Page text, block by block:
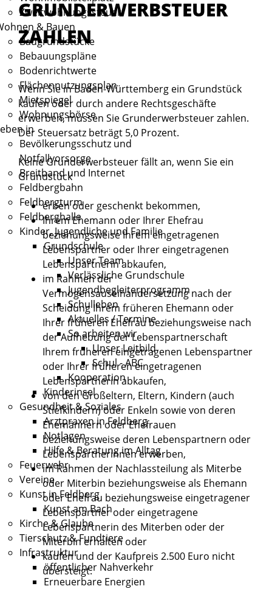
Zweitwohnungssteuer
& Bauen
Baugrundstücke
Bebauungspläne
Bodenrichtwerte
Flächennutzungsplan
Mietspiegel
Wohnungsbörse
in
Bevölkerungsschutz und
Notfallvorsorge
Breitband und Internet
Feldbergbahn
Feldbergturm
Feldberghalle
Kinder, Jugendliche und Familie
Grundschule
Unser Team
Verlässliche Grundschule
Jugendbegleiterprogramm
Schulleben
Aktuelles / Termine
So arbeiten wir
Unser Leitbild
Schul - ABC
Kooperation
Kinderinsel
Gesundheit & Soziales
Arztpraxen in Feldberg
Notlagen
Hilfe & Beratung im Alltag
Feuerwehr
Vereine
Kunst in Feldberg
Kunst am Bach
Kirche & Glaube
Tierschutz & Fundtiere
Infrastruktur
öffentlicher Nahverkehr
Erneuerbare Energien
GRUNDERWERBSTEUER
ZAHLEN
Wenn Sie in Baden-Württemberg ein Grundstück
kaufen oder durch andere Rechtsgeschäfte
erwerben, müssen Sie Grunderwerbsteuer zahlen.
Der Steuersatz beträgt 5,0 Prozent.
Keine Grunderwerbsteuer fällt an, wenn Sie ein
Grundstück
erben oder geschenkt bekommen,
Ihrem Ehemann oder Ihrer Ehefrau
beziehungsweise Ihrem eingetragenen
Lebenspartner oder Ihrer eingetragenen
Lebenspartnerin abkaufen,
im Rahmen der
Vermögensauseinandersetzung nach der
Scheidung Ihrem früheren Ehemann oder
Ihrer früheren Ehefrau beziehungsweise nach
der Aufhebung der Lebenspartnerschaft
Ihrem früheren eingetragenen Lebenspartner
oder Ihrer früheren eingetragenen
Lebenspartnerin abkaufen,
von den Großeltern, Eltern, Kindern (auch
Stiefkindern) oder Enkeln sowie von deren
Ehemännern oder Ehefrauen
beziehungsweise deren Lebenspartnern oder
Lebenspartnerinnen erwerben,
im Rahmen der Nachlassteilung als Miterbe
oder Miterbin beziehungsweise als Ehemann
oder Ehefrau beziehungsweise eingetragener
Lebenspartner oder eingetragene
Lebenspartnerin des Miterben oder der
Miterbin erhalten oder
kaufen und der Kaufpreis 2.500 Euro nicht
übersteigt.